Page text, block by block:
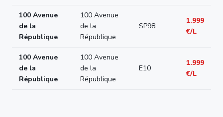
100 Avenue
de la
République
100 Avenue
de la
République
SP98
1.999
€/L
100 Avenue
de la
République
100 Avenue
de la
République
E10
1.999
€/L